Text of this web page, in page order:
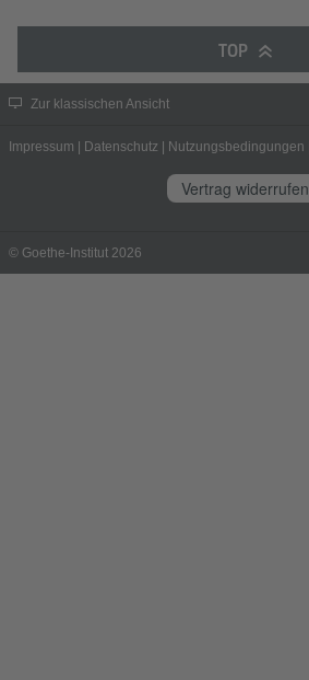
TOP
Zur klassischen Ansicht
Impressum Datenschutz Nutzungsbedingungen
Vertrag widerrufen
© Goethe-Institut 2026